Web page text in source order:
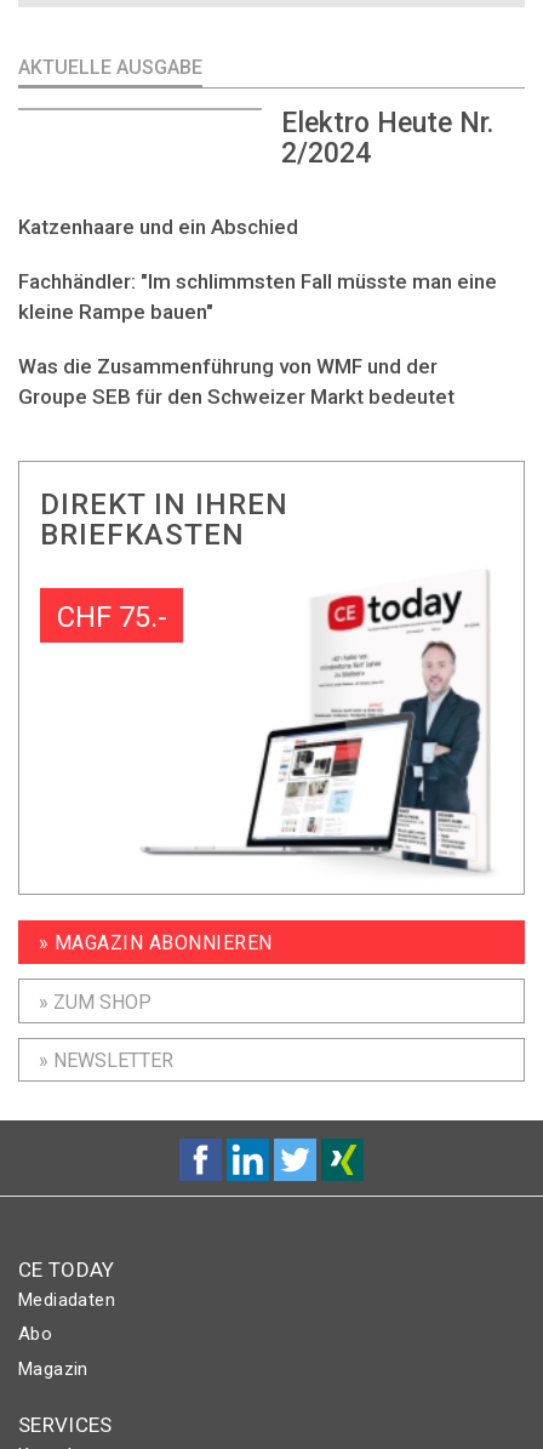
AKTUELLE AUSGABE
Elektro Heute Nr.
2/2024
Katzenhaare und ein Abschied
Fachhändler: "Im schlimmsten Fall müsste man eine
kleine Rampe bauen"
Was die Zusammenführung von WMF und der
Groupe SEB für den Schweizer Markt bedeutet
DIREKT IN IHREN
BRIEFKASTEN
CHF 75.-
» MAGAZIN ABONNIEREN
» ZUM SHOP
» NEWSLETTER
CE TODAY
Mediadaten
Abo
Magazin
SERVICES